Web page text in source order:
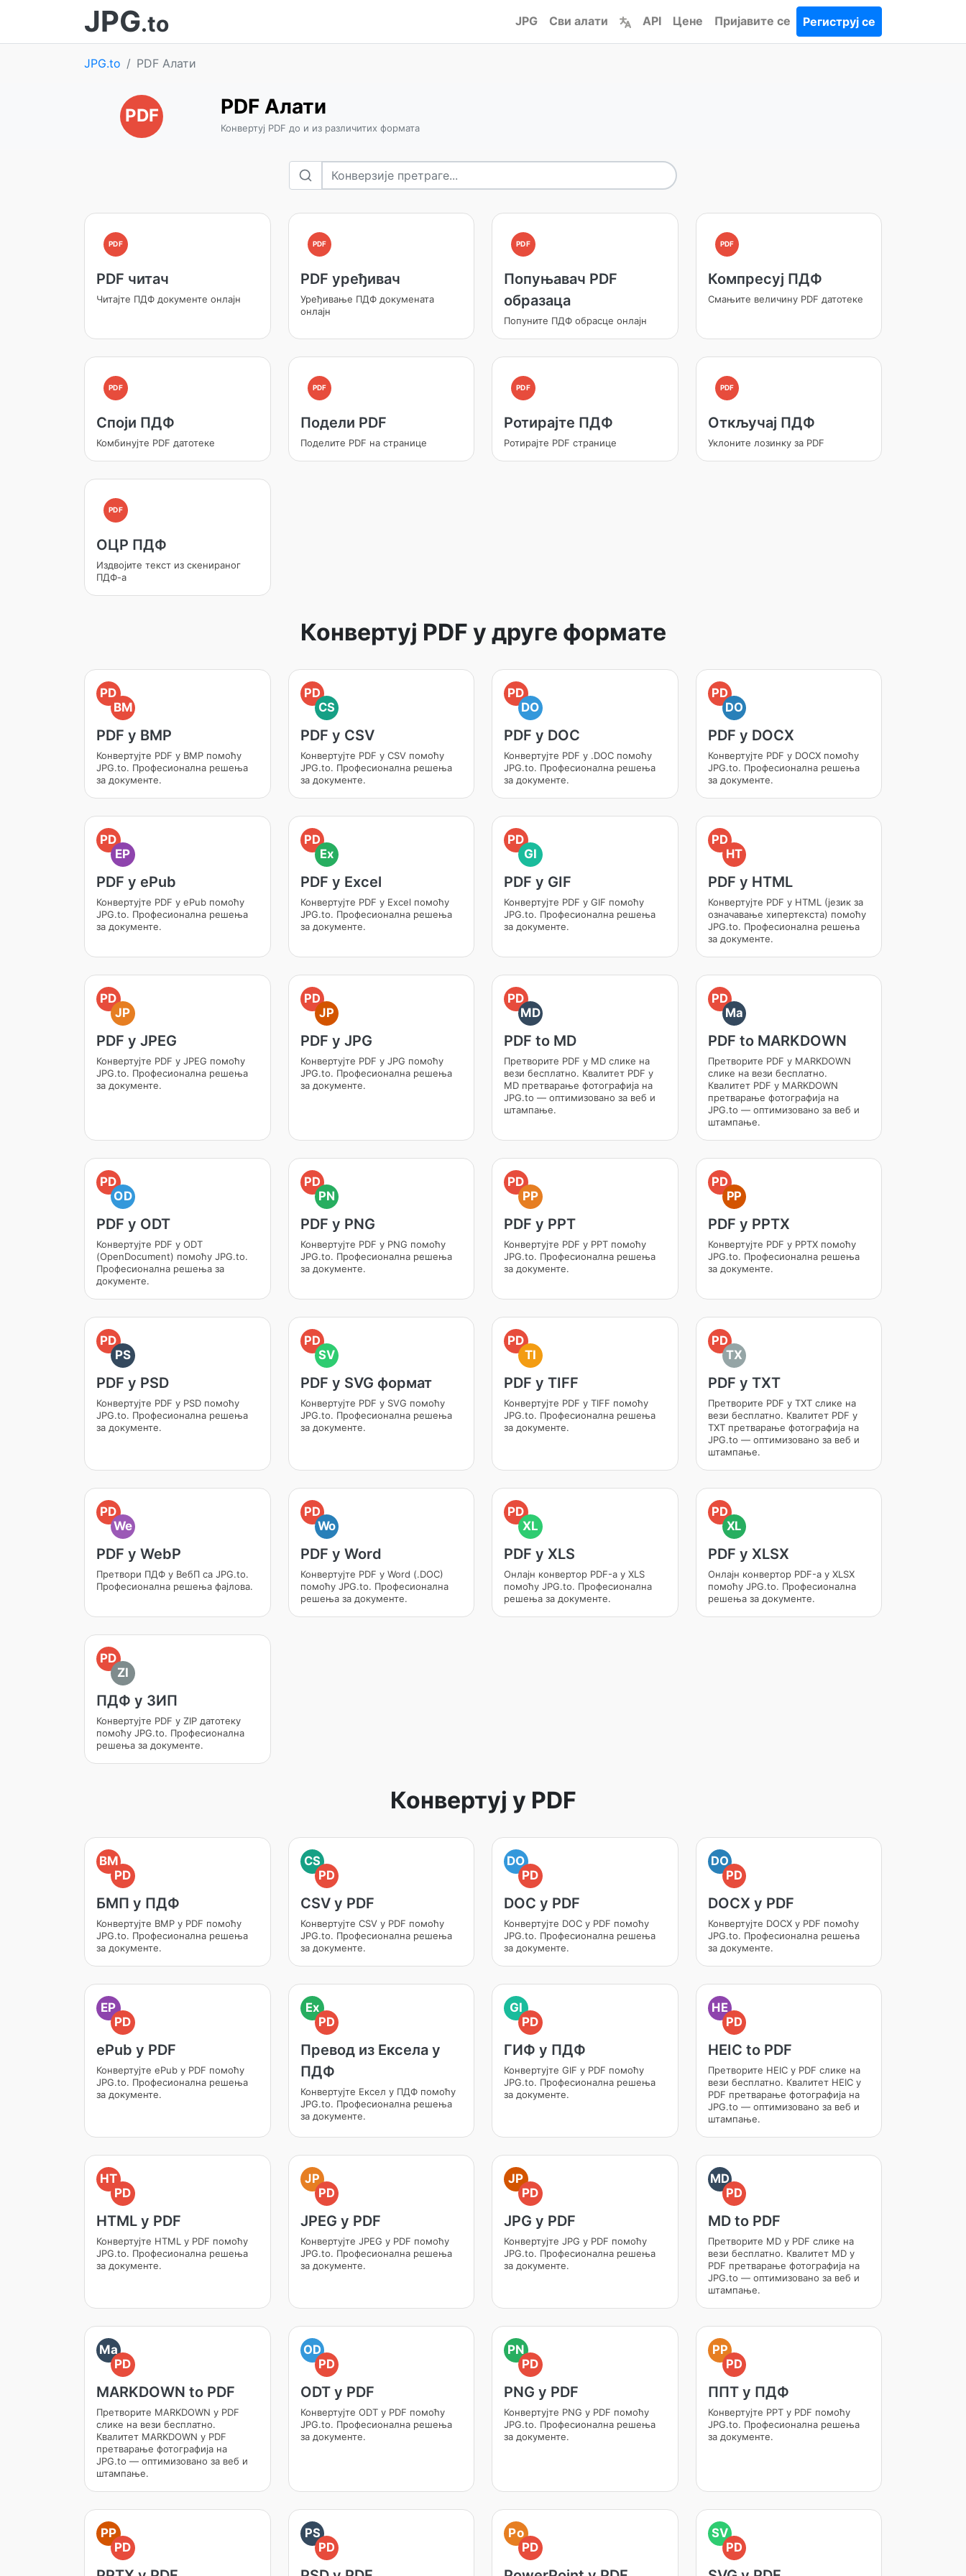
JPG.to JPG Сви алати API Цене Пријавите се Региструј се
JPG.to PDF Алати
PDF PDF Алати
Конвертуј PDF до и из различитих формата
PDF
PDF читач
Читајте ПДФ документе онлајн
PDF
PDF уређивач
Уређивање ПДФ докумената
онлајн
PDF
Попуњавач PDF
образаца
Попуните ПДФ обрасце онлајн
PDF
Компресуј ПДФ
Смањите величину PDF датотеке
PDF
Споји ПДФ
Комбинујте PDF датотеке
PDF
Подели PDF
Поделите PDF на странице
PDF
Ротирајте ПДФ
Ротирајте PDF странице
PDF
Откључај ПДФ
Уклоните лозинку за PDF
PDF
ОЦР ПДФ
Издвојите текст из скенираног
ПДФ-а
Конвертуј PDF у друге формате
PD
BM
PDF у BMP
Конвертујте PDF у BMP помоћу
JPG.to. Професионална решења
за документе.
PD
CS
PDF у CSV
Конвертујте PDF у CSV помоћу
JPG.to. Професионална решења
за документе.
PD
DO
PDF у DOC
Конвертујте PDF у .DOC помоћу
JPG.to. Професионална решења
за документе.
PD
DO
PDF у DOCX
Конвертујте PDF у DOCX помоћу
JPG.to. Професионална решења
за документе.
PD
EP
PDF у ePub
Конвертујте PDF у ePub помоћу
JPG.to. Професионална решења
за документе.
PD
Ex
PDF у Excel
Конвертујте PDF у Excel помоћу
JPG.to. Професионална решења
за документе.
PD
GI
PDF у GIF
Конвертујте PDF у GIF помоћу
JPG.to. Професионална решења
за документе.
PD
HT
PDF у HTML
Конвертујте PDF у HTML (језик за
означавање хипертекста) помоћу
JPG.to. Професионална решења
за документе.
PD
JP
PDF у JPEG
Конвертујте PDF у JPEG помоћу
JPG.to. Професионална решења
за документе.
PD
JP
PDF у JPG
Конвертујте PDF у JPG помоћу
JPG.to. Професионална решења
за документе.
PD
MD
PDF to MD
Претворите PDF у MD слике на
вези бесплатно. Квалитет PDF у
MD претварање фотографија на
JPG.to — оптимизовано за веб и
штампање.
PD
Ma
PDF to MARKDOWN
Претворите PDF у MARKDOWN
слике на вези бесплатно.
Квалитет PDF у MARKDOWN
претварање фотографија на
JPG.to — оптимизовано за веб и
штампање.
PD
OD
PDF у ODT
Конвертујте PDF у ODT
(OpenDocument) помоћу JPG.to.
Професионална решења за
документе.
PD
PN
PDF у PNG
Конвертујте PDF у PNG помоћу
JPG.to. Професионална решења
за документе.
PD
PP
PDF у PPT
Конвертујте PDF у PPT помоћу
JPG.to. Професионална решења
за документе.
PD
PP
PDF у PPTX
Конвертујте PDF у PPTX помоћу
JPG.to. Професионална решења
за документе.
PD
PS
PDF у PSD
Конвертујте PDF у PSD помоћу
JPG.to. Професионална решења
за документе.
PD
SV
PDF у SVG формат
Конвертујте PDF у SVG помоћу
JPG.to. Професионална решења
за документе.
PD
TI
PDF у TIFF
Конвертујте PDF у TIFF помоћу
JPG.to. Професионална решења
за документе.
PD
TX
PDF у TXT
Претворите PDF у TXT слике на
вези бесплатно. Квалитет PDF у
TXT претварање фотографија на
JPG.to — оптимизовано за веб и
штампање.
PD
We
PDF у WebP
Претвори ПДФ у ВебП са JPG.to.
Професионална решења фајлова.
PD
Wo
PDF у Word
Конвертујте PDF у Word (.DOC)
помоћу JPG.to. Професионална
решења за документе.
PD
XL
PDF у XLS
Онлајн конвертор PDF-а у XLS
помоћу JPG.to. Професионална
решења за документе.
PD
XL
PDF у XLSX
Онлајн конвертор PDF-а у XLSX
помоћу JPG.to. Професионална
решења за документе.
PD
ZI
ПДФ у ЗИП
Конвертујте PDF у ZIP датотеку
помоћу JPG.to. Професионална
решења за документе.
Конвертуј у PDF
BM
PD
БМП у ПДФ
Конвертујте BMP у PDF помоћу
JPG.to. Професионална решења
за документе.
CS
PD
CSV у PDF
Конвертујте CSV у PDF помоћу
JPG.to. Професионална решења
за документе.
DO
PD
DOC у PDF
Конвертујте DOC у PDF помоћу
JPG.to. Професионална решења
за документе.
DO
PD
DOCX у PDF
Конвертујте DOCX у PDF помоћу
JPG.to. Професионална решења
за документе.
EP
PD
ePub у PDF
Конвертујте ePub у PDF помоћу
JPG.to. Професионална решења
за документе.
Ex
PD
Превод из Ексела у
ПДФ
Конвертујте Ексел у ПДФ помоћу
JPG.to. Професионална решења
за документе.
GI
PD
ГИФ у ПДФ
Конвертујте GIF у PDF помоћу
JPG.to. Професионална решења
за документе.
HE
PD
HEIC to PDF
Претворите HEIC у PDF слике на
вези бесплатно. Квалитет HEIC у
PDF претварање фотографија на
JPG.to — оптимизовано за веб и
штампање.
HT
PD
HTML у PDF
Конвертујте HTML у PDF помоћу
JPG.to. Професионална решења
за документе.
JP
PD
JPEG у PDF
Конвертујте JPEG у PDF помоћу
JPG.to. Професионална решења
за документе.
JP
PD
JPG у PDF
Конвертујте JPG у PDF помоћу
JPG.to. Професионална решења
за документе.
MD
PD
MD to PDF
Претворите MD у PDF слике на
вези бесплатно. Квалитет MD у
PDF претварање фотографија на
JPG.to — оптимизовано за веб и
штампање.
Ma
PD
MARKDOWN to PDF
Претворите MARKDOWN у PDF
слике на вези бесплатно.
Квалитет MARKDOWN у PDF
претварање фотографија на
JPG.to — оптимизовано за веб и
штампање.
OD
PD
ODT у PDF
Конвертујте ODT у PDF помоћу
JPG.to. Професионална решења
за документе.
PN
PD
PNG у PDF
Конвертујте PNG у PDF помоћу
JPG.to. Професионална решења
за документе.
PP
PD
ППТ у ПДФ
Конвертујте PPT у PDF помоћу
JPG.to. Професионална решења
за документе.
PP
PD
PS
PD
Po
PD
SV
PD